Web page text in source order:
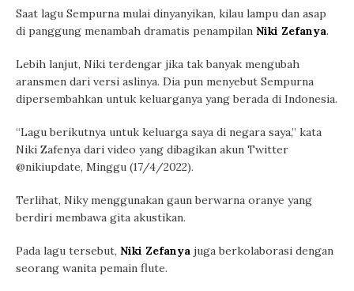
Saat lagu Sempurna mulai dinyanyikan, kilau lampu dan asap
di panggung menambah dramatis penampilan Niki Zefanya.
Lebih lanjut, Niki terdengar jika tak banyak mengubah
aransmen dari versi aslinya. Dia pun menyebut Sempurna
dipersembahkan untuk keluarganya yang berada di Indonesia.
“Lagu berikutnya untuk keluarga saya di negara saya,” kata
Niki Zafenya dari video yang dibagikan akun Twitter
@nikiupdate, Minggu (17/4/2022).
Terlihat, Niky menggunakan gaun berwarna oranye yang
berdiri membawa gita akustikan.
Pada lagu tersebut, Niki Zefanya juga berkolaborasi dengan
seorang wanita pemain flute.